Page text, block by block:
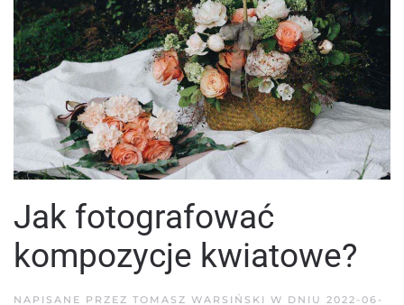
Jak fotografować
kompozycje kwiatowe?
NAPISANE PRZEZ TOMASZ WARSIŃSKI W DNIU 2022-06-